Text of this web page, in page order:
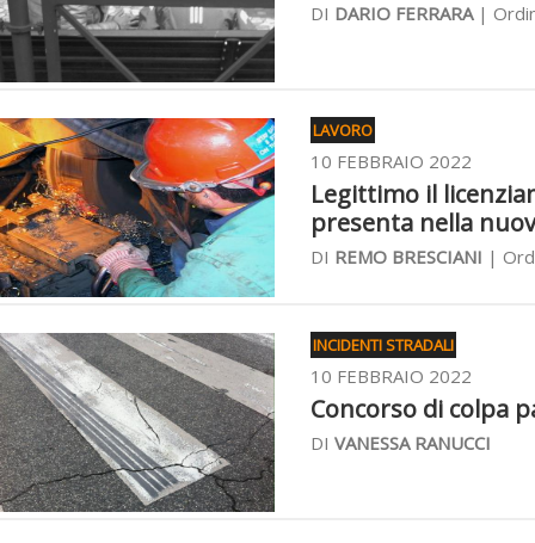
DI DARIO FERRARA|
LAVORO
10 FEBBRAIO 2022
Legittimo il
presenta nella
DI REMO BRESCIANI |
INCIDENTI STRADALI
10 FEBBRAIO 2022
Concorso di colpa
DI VANESSA RANUCCI